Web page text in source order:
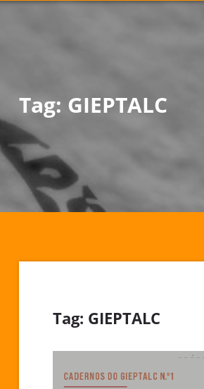
Tag: GIEPTALC
Tag: GIEPTALC